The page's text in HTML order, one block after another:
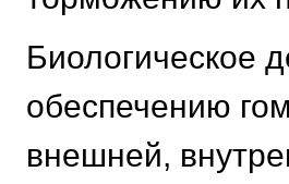
Биологическое
обеспечению
внешней,